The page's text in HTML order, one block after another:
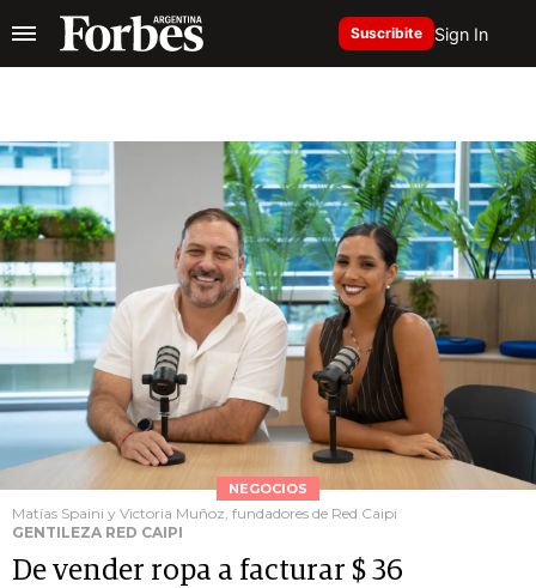
Suscribite Sign In
NEGOCIOS
Matías Spaini y Victoria Muñoz, fundadores de Red Caipi
GENTILEZA RED CAIPI
De vender ropa a facturar $ 36